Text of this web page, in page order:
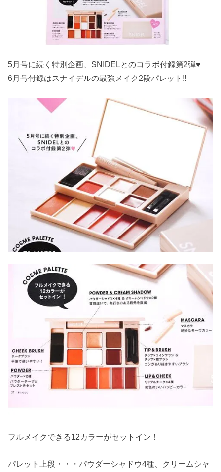
5月号に続く特別企画、SNIDELとのコラボ付録第2弾♥
6月号付録はスナイデルの最強メイク2段パレット!!
フルメイクできる12カラーがセットイン！
パレット上段・・・パウダーシャドウ4種、クリームシャ